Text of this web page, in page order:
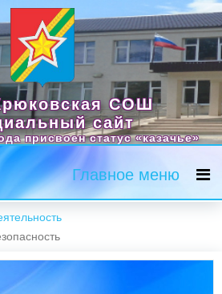
СОШ
сайт
присвоен статус «казачье»
Главное меню